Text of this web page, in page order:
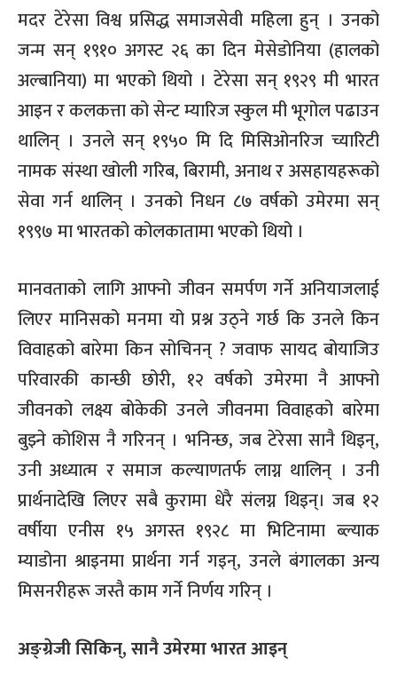
मदर टेरेसा विश्व प्रसिद्ध समाजसेवी महिला हुन् । उनको
जन्म सन् १९१० अगस्ट २६ का दिन मेसेडोनिया (हालको
अल्बानिया) मा भएको थियो । टेरेसा सन् १९२९ मी भारत
आइन र कलकत्ता को सेन्ट म्यारिज स्कुल मी भूगोल पढाउन
थालिन् । उनले सन् १९५० मि दि मिसिओनरिज च्यारिटी
नामक संस्था खोली गरिब, बिरामी, अनाथ र असहायहरूको
सेवा गर्न थालिन् । उनको निधन ८७ वर्षको उमेरमा सन्
१९९७ मा भारतको कोलकातामा भएको थियो ।
मानवताको लागि आफ्नो जीवन समर्पण गर्ने अनियाजलाई
लिएर मानिसको मनमा यो प्रश्न उठ्ने गर्छ कि उनले किन
विवाहको बारेमा किन सोचिनन् ? जवाफ सायद बोयाजिउ
परिवारकी कान्छी छोरी, १२ वर्षको उमेरमा नै आफ्नो
जीवनको लक्ष्य बोकेकी उनले जीवनमा विवाहको बारेमा
बुझ्ने कोशिस नै गरिनन् । भनिन्छ, जब टेरेसा सानै थिइन्,
उनी अध्यात्म र समाज कल्याणतर्फ लाग्न थालिन् । उनी
प्रार्थनादेखि लिएर सबै कुरामा धेरै संलग्न थिइन्। जब १२
वर्षीया एनीस १५ अगस्त १९२८ मा भिटिनामा ब्ल्याक
म्याडोना श्राइनमा प्रार्थना गर्न गइन्, उनले बंगालका अन्य
मिसनरीहरू जस्तै काम गर्ने निर्णय गरिन् ।
अङ्ग्रेजी सिकिन्, सानै उमेरमा भारत आइन्